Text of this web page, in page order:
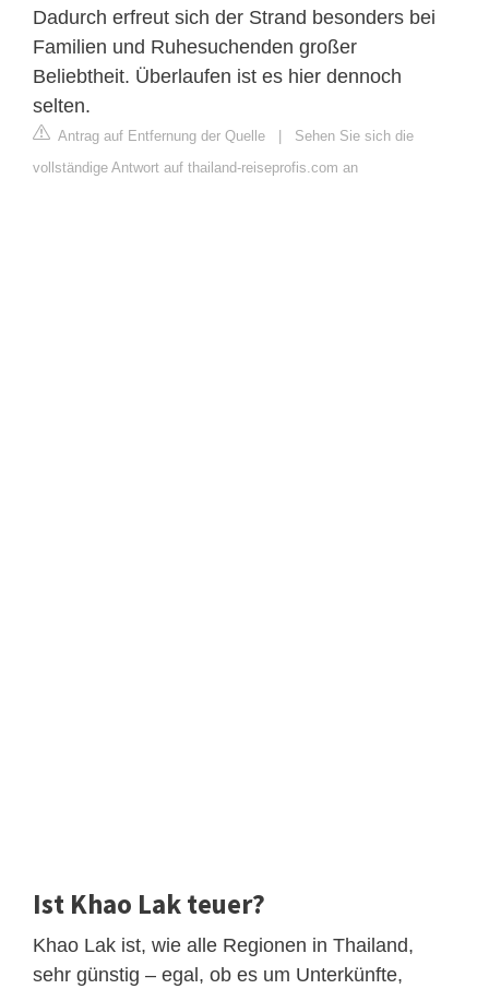
Dadurch erfreut sich der Strand besonders bei
Familien und Ruhesuchenden großer
Beliebtheit. Überlaufen ist es hier dennoch
selten.
Antrag auf Entfernung der Quelle | Sehen Sie sich die
vollständige Antwort auf thailand-reiseprofis.com an
Ist Khao Lak teuer?
Khao Lak ist, wie alle Regionen in Thailand,
sehr günstig – egal, ob es um Unterkünfte,